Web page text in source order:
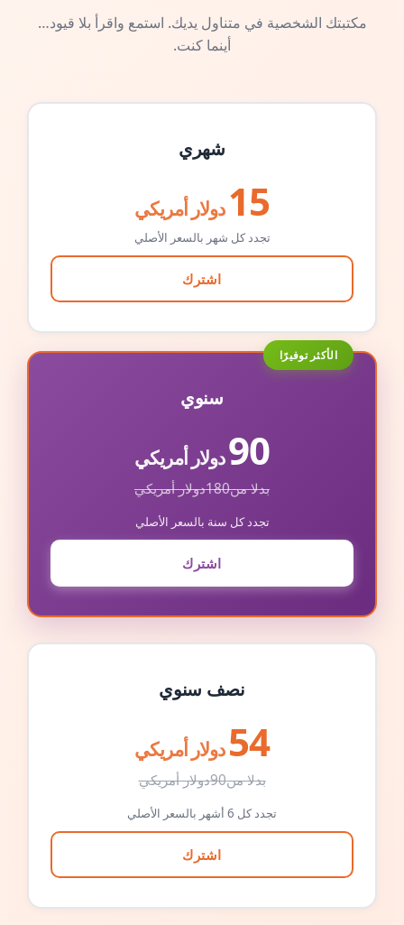
مكتبتك الشخصية في متناول يديك. استمع واقرأ بلا قيود…
أينما كنت.
شهري
15 دولار أمريكي
تجدد كل شهر بالسعر الأصلي
اشترك
الأكثر توفيرًا
سنوي
90دولار أمريكي
بدلا من180دولار أمريكي
تجدد كل سنة بالسعر الأصلي
اشترك
نصف سنوي
54 دولار أمريكي
بدلا من90دولار أمريكي
تجدد كل 6 أشهر بالسعر الأصلي
اشترك